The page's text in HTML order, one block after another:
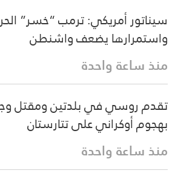
سيناتور أمريكي: ترمب “خسر”
واستمرارها يضعف واشنطن
منذ ساعة واحدة
تقدم روسي في بلدتين ومقتل
بهجوم أوكراني على تتارستان
منذ ساعة واحدة